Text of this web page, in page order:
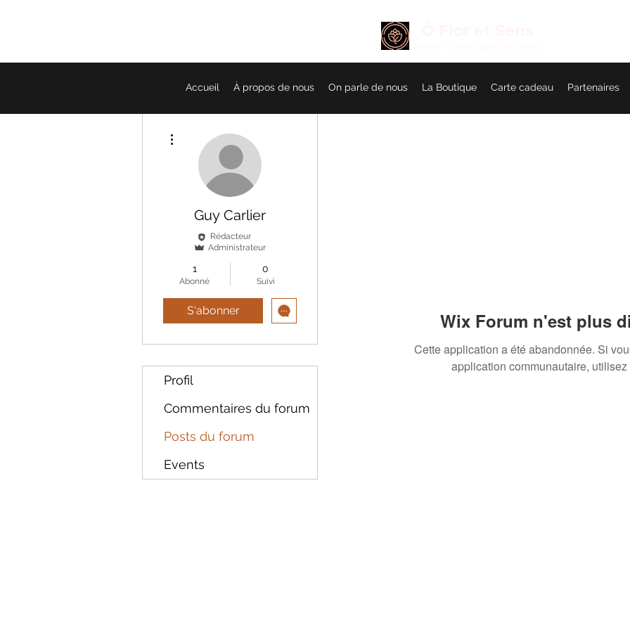
Accueil À propos de nous On parle de nous La Boutique Carte cadeau Partenaires
Wix Forum n'est plus
Cette application a été abandonnée. Si
application communautaire, utilisez
Guy Carlier
Rédacteur
Administrateur
1
Abonné
0
Suivi
S'abonner
Profil
Commentaires du forum
Posts du forum
Events